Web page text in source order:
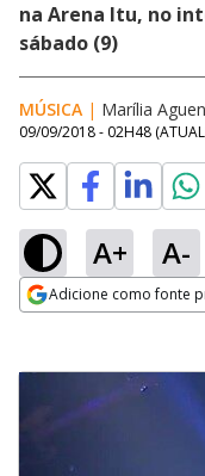
na Arena Itu, no
sábado (9)
MÚSICA | Marília
09/09/2018 - 02H48
A+ A-
Adicione como fonte